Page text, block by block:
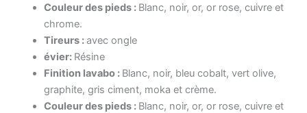
Couleur des pieds : Blanc, noir, or, or rose, cuivre et
chrome.
Tireurs :avec ongle
évier: Résine
Finition lavabo : Blanc, noir, bleu cobalt, vert olive,
graphite, gris ciment, moka et crème.
Couleur des pieds : Blanc, noir, or, or rose, cuivre et